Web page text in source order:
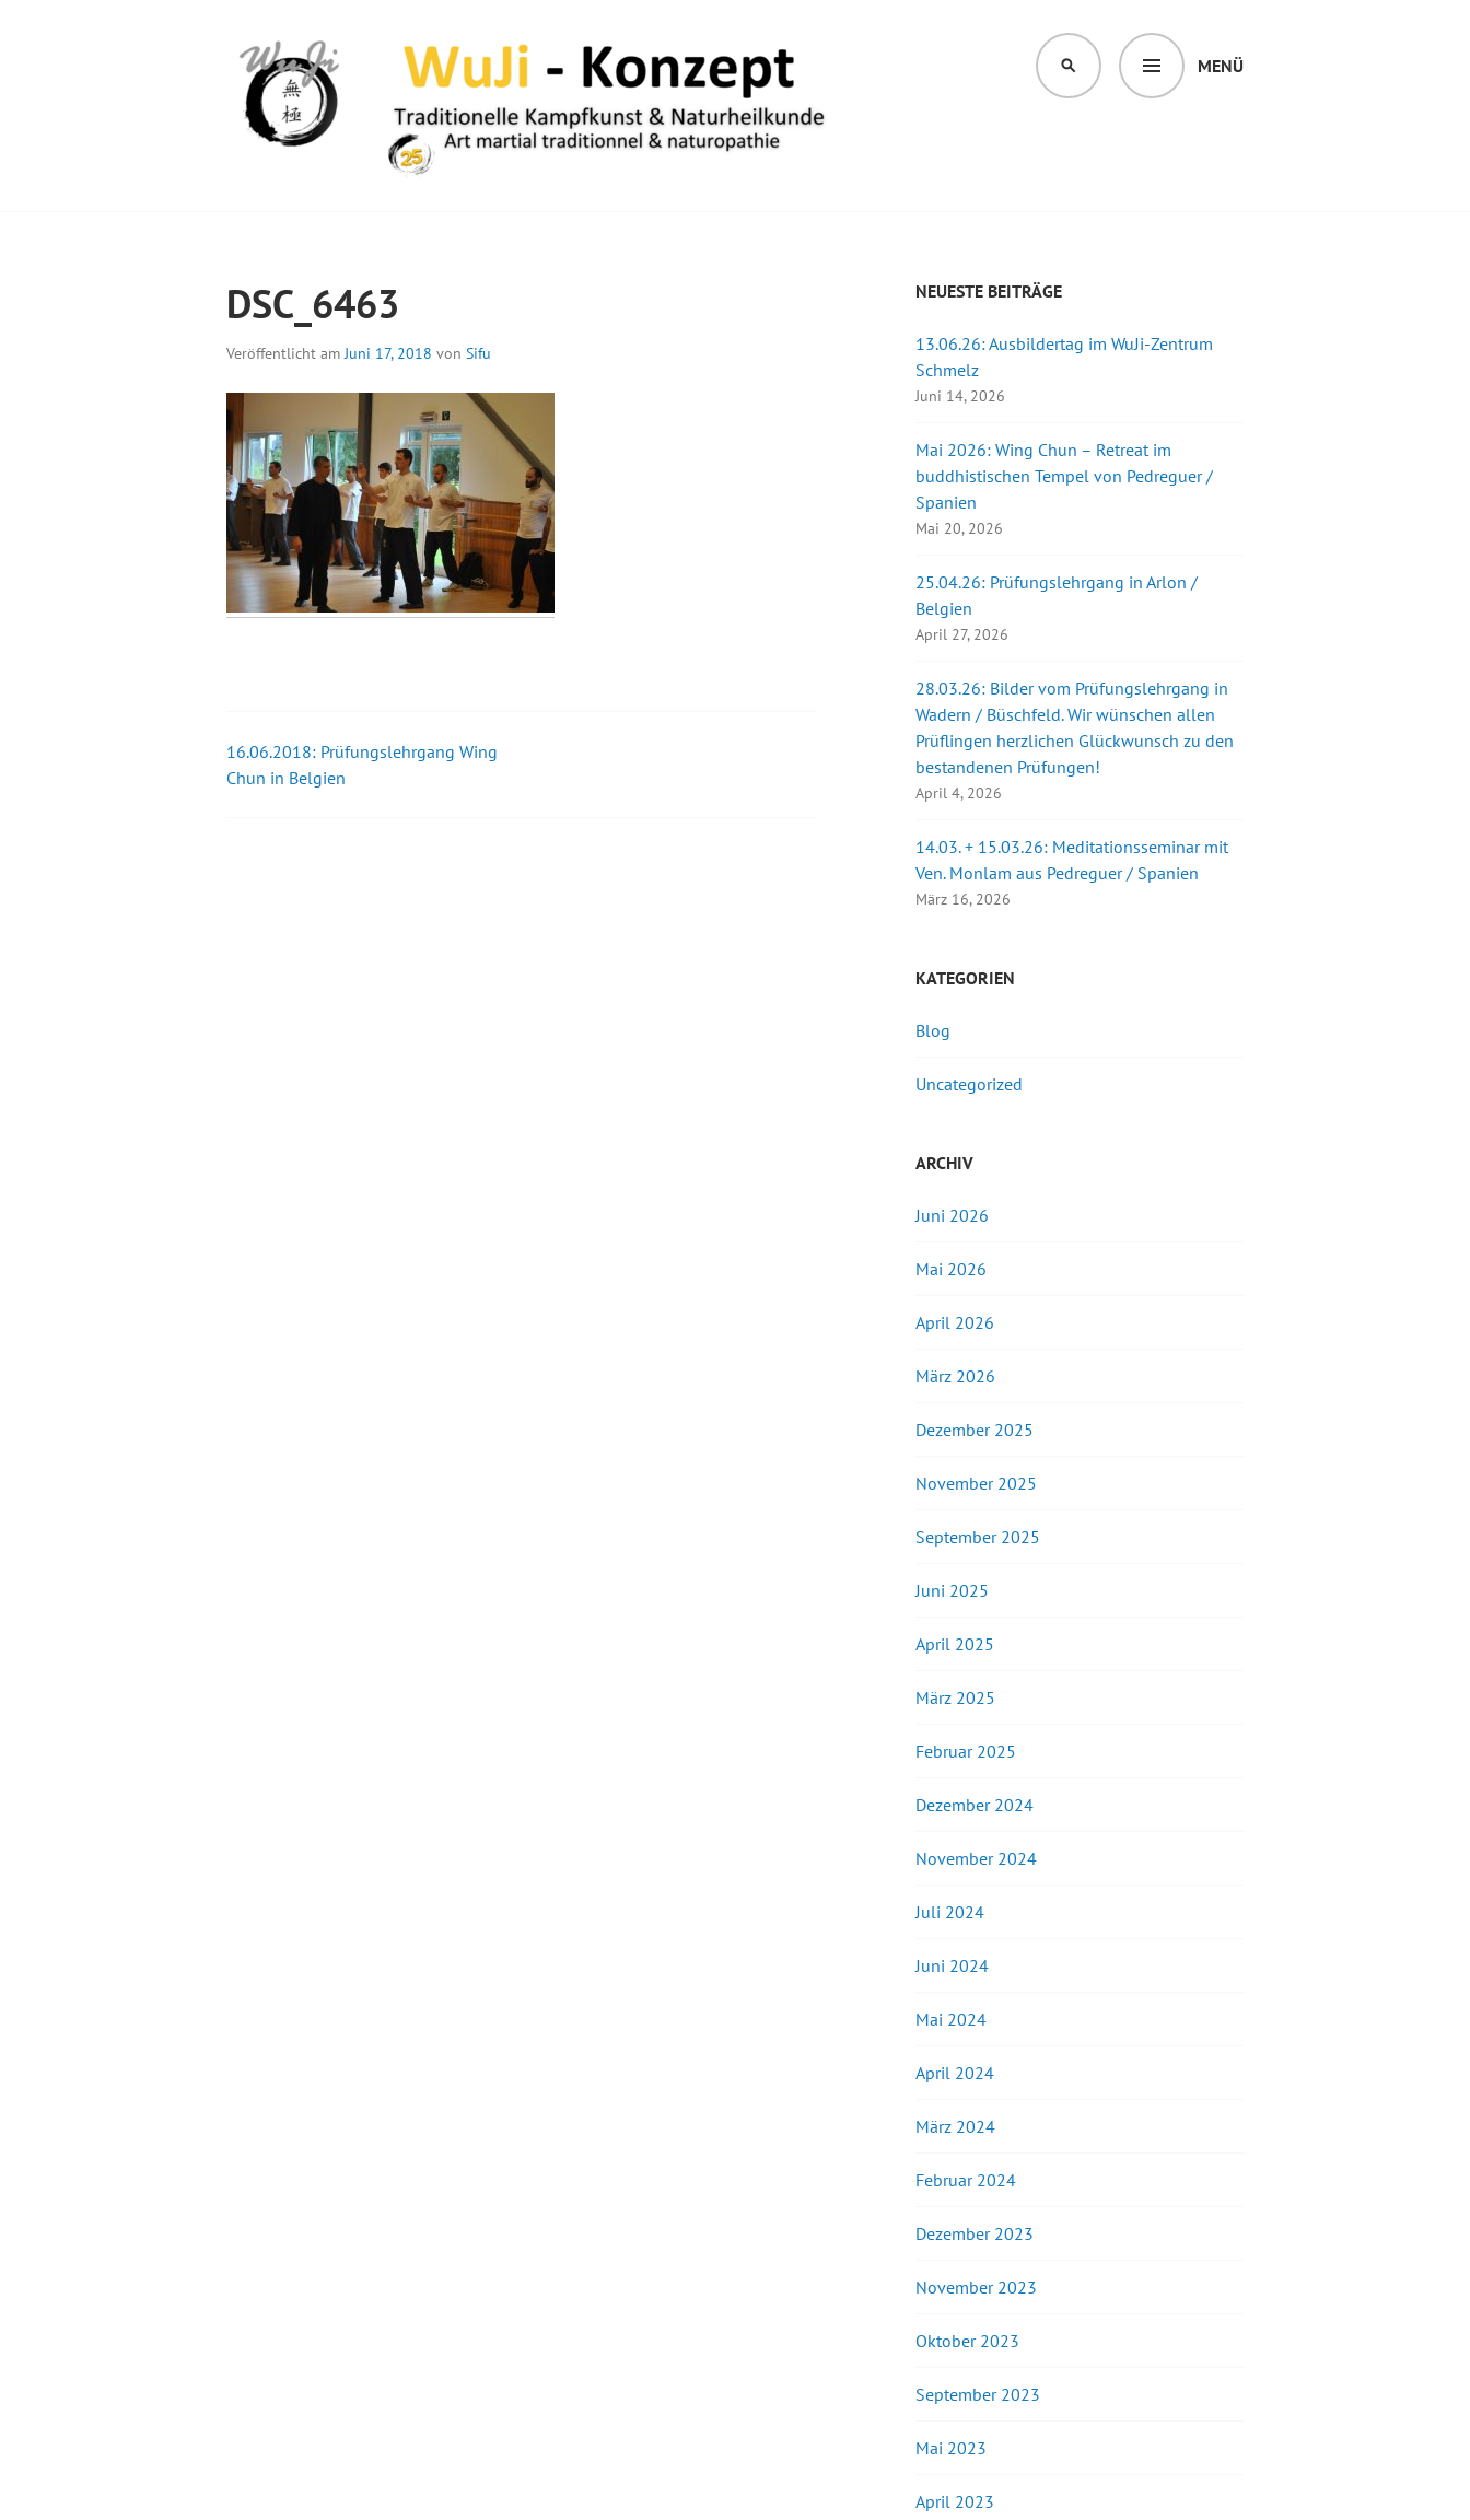
MENÜ
SUCHEN
DSC_6463
Veröffentlicht amJuni 17, 2018 von Sifu
Beitrags-
16.06.2018: Prüfungslehrgang Wing
Chun in Belgien
NEUESTE BEITRÄGE
13.06.26: Ausbildertag im WuJi-Zentrum
Schmelz
Juni 14, 2026
Mai 2026: Wing Chun – Retreat im
buddhistischen Tempel von Pedreguer /
Spanien
Mai 20, 2026
25.04.26: Prüfungslehrgang in Arlon /
Belgien
April 27, 2026
28.03.26: Bilder vom Prüfungslehrgang in
Wadern / Büschfeld. Wir wünschen allen
Prüflingen herzlichen Glückwunsch zu den
bestandenen Prüfungen!
April 4, 2026
14.03. + 15.03.26: Meditationsseminar mit
Ven. Monlam aus Pedreguer / Spanien
März 16, 2026
KATEGORIEN
Blog
Uncategorized
ARCHIV
Juni 2026
Mai 2026
April 2026
März 2026
Dezember 2025
November 2025
September 2025
Juni 2025
April 2025
März 2025
Februar 2025
Dezember 2024
November 2024
Juli 2024
Juni 2024
Mai 2024
April 2024
März 2024
Februar 2024
Dezember 2023
November 2023
Oktober 2023
September 2023
Mai 2023
April 2023